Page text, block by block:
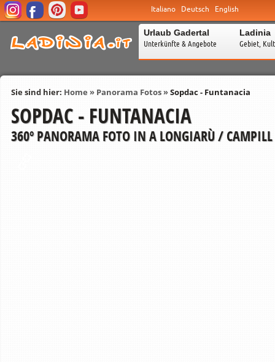
Italiano Deutsch English
Urlaub Gadertal
Unterkünfte & Angebote
Ladinia
Gebiet,
Sie sind hier: Home » Panorama Fotos»Sopdac - Funtanacia
SOPDAC - FUNTANACIA
360º PANORAMA FOTO IN A LONGIARÙ / CAMPILL